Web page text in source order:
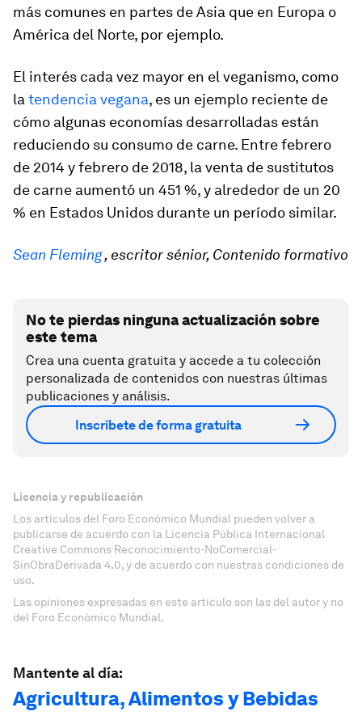
más comunes en partes de Asia que en Europa o
América del Norte, por ejemplo.
El interés cada vez mayor en el veganismo, como
latendencia vegana, es un ejemplo reciente de
cómo algunas economías desarrolladas están
reduciendo su consumo de carne. Entre febrero
de 2014 y febrero de 2018, la venta de sustitutos
de carne aumentó un 451 %, y alrededor de un 20
% en Estados Unidos durante un período similar.
Sean Fleming, escritor sénior, Contenido formativo
No te pierdas ninguna actualización sobre
este tema
Crea una cuenta gratuita y accede a tu colección
personalizada de contenidos con nuestras últimas
publicaciones y análisis.
Inscríbete de forma gratuita
Licencia y republicación
Los artículos del Foro Económico Mundial pueden volver a
publicarse de acuerdo con la Licencia Pública Internacional
Creative Commons Reconocimiento-NoComercial-
SinObraDerivada 4.0, y de acuerdo con nuestras condiciones de
uso.
Las opiniones expresadas en este artículo son las del autor y no
del Foro Económico Mundial.
Mantente al día:
Agricultura, Alimentos y Bebidas